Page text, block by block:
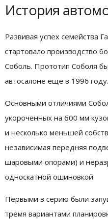
История
Развивая успех семейства
стартовало производство
Соболь. Прототип Соболя
автосалоне еще в 1996 году.
Основными отличиями
укороченных на 600 мм
и несколько меньшей
независимая передняя
шаровыми опорами) и
односкатной ошиновкой.
Первыми в серию были
тремя вариантами